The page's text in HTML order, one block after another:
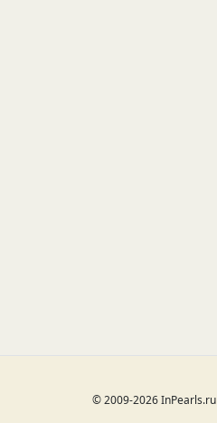
© 2009-2026 InPearls.ru